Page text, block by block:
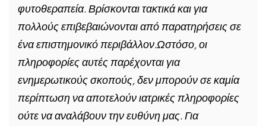
φυτοθεραπεία. Βρίσκονται τακτικά και για
πολλούς επιβεβαιώνονται από παρατηρήσεις σε
ένα επιστημονικό περιβάλλον.Ωστόσο, οι
πληροφορίες αυτές παρέχονται για
ενημερωτικούς σκοπούς, δεν μπορούν σε καμία
περίπτωση να αποτελούν ιατρικές πληροφορίες
ούτε να αναλάβουν την ευθύνη μας. Για